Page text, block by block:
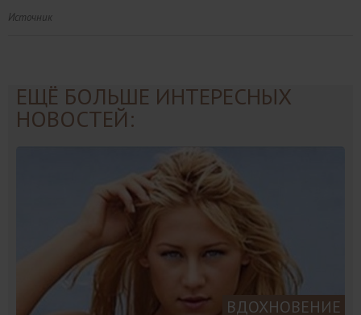
Источник
ЕЩЁ БОЛЬШЕ ИНТЕРЕСНЫХ
НОВОСТЕЙ:
ВДОХНОВЕНИЕ